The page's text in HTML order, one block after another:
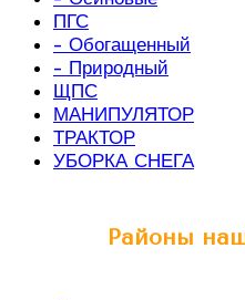
ПГС
- Обогащенный
- Природный
ЩПС
МАНИПУЛЯТОР
ТРАКТОР
УБОРКА СНЕГА
Районы